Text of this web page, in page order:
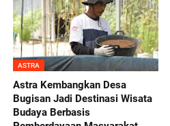
ASTRA
Astra Kembangkan Desa
Bugisan Jadi Destinasi Wisata
Budaya Berbasis